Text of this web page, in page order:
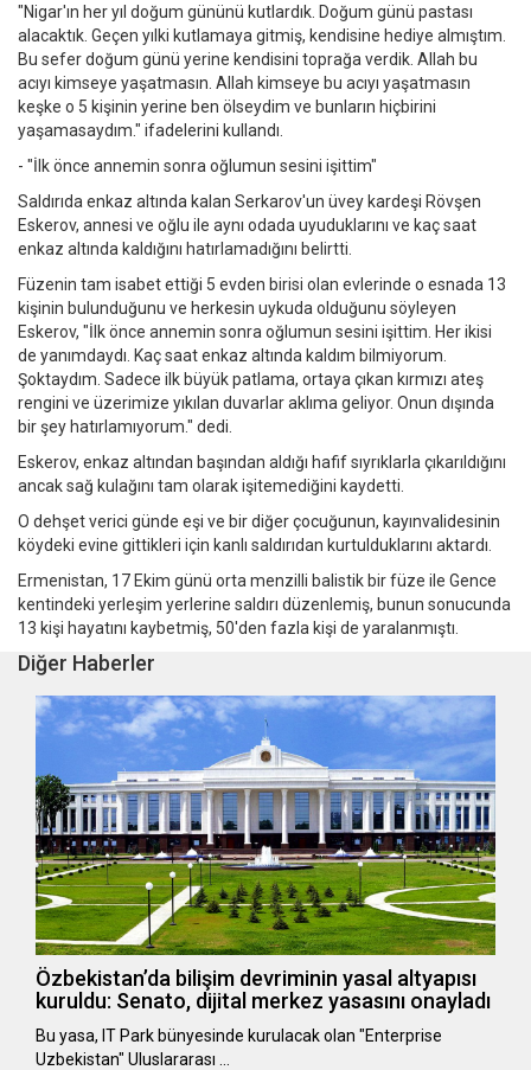
"Nigar'ın her yıl doğum gününü kutlardık. Doğum günü pastası
alacaktık. Geçen yılki kutlamaya gitmiş, kendisine hediye almıştım.
Bu sefer doğum günü yerine kendisini toprağa verdik. Allah bu
acıyı kimseye yaşatmasın. Allah kimseye bu acıyı yaşatmasın
keşke o 5 kişinin yerine ben ölseydim ve bunların hiçbirini
yaşamasaydım." ifadelerini kullandı.
- "İlk önce annemin sonra oğlumun sesini işittim"
Saldırıda enkaz altında kalan Serkarov'un üvey kardeşi Rövşen
Eskerov, annesi ve oğlu ile aynı odada uyuduklarını ve kaç saat
enkaz altında kaldığını hatırlamadığını belirtti.
Füzenin tam isabet ettiği 5 evden birisi olan evlerinde o esnada 13
kişinin bulunduğunu ve herkesin uykuda olduğunu söyleyen
Eskerov, "İlk önce annemin sonra oğlumun sesini işittim. Her ikisi
de yanımdaydı. Kaç saat enkaz altında kaldım bilmiyorum.
Şoktaydım. Sadece ilk büyük patlama, ortaya çıkan kırmızı ateş
rengini ve üzerimize yıkılan duvarlar aklıma geliyor. Onun dışında
bir şey hatırlamıyorum." dedi.
Eskerov, enkaz altından başından aldığı hafif sıyrıklarla çıkarıldığını
ancak sağ kulağını tam olarak işitemediğini kaydetti.
O dehşet verici günde eşi ve bir diğer çocuğunun, kayınvalidesinin
köydeki evine gittikleri için kanlı saldırıdan kurtulduklarını aktardı.
Ermenistan, 17 Ekim günü orta menzilli balistik bir füze ile Gence
kentindeki yerleşim yerlerine saldırı düzenlemiş, bunun sonucunda
13 kişi hayatını kaybetmiş, 50'den fazla kişi de yaralanmıştı.
Diğer Haberler
Özbekistan’da bilişim devriminin yasal altyapısı
kuruldu: Senato, dijital merkez yasasını onayladı
Bu yasa, IT Park bünyesinde kurulacak olan "Enterprise
Uzbekistan" Uluslararası …